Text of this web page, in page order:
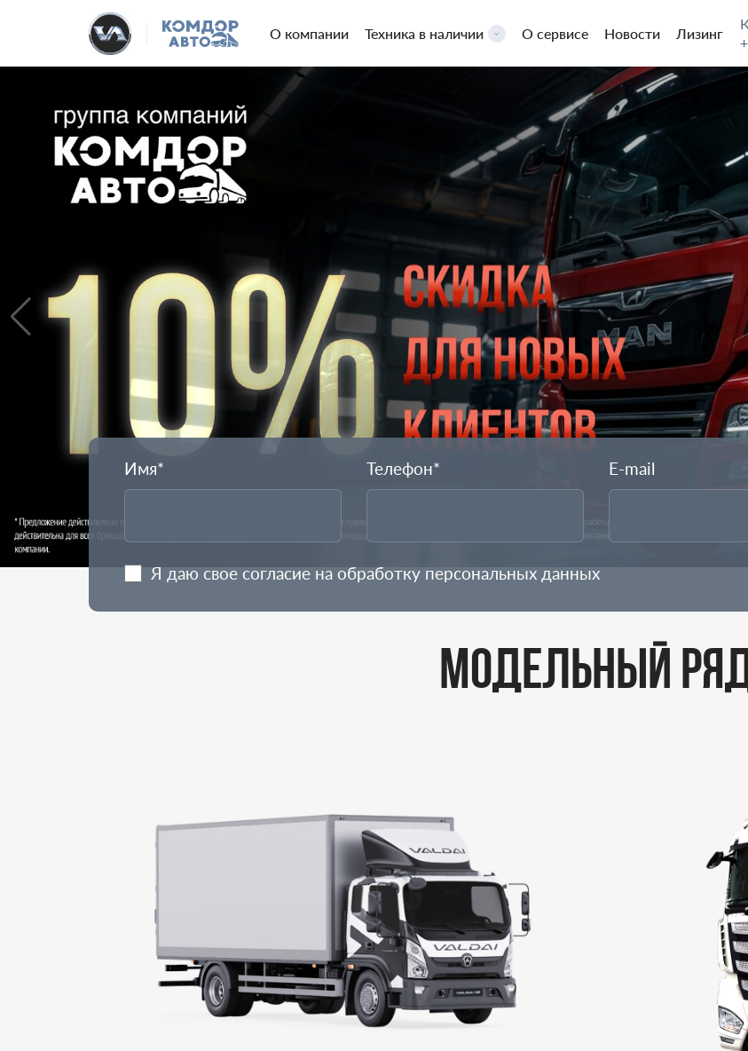
О компании Техника в наличии О сервисе Новости Лизинг
Имя* Телефон* E-mail
Я даю свое согласие на обработку персональных данных
МОДЕЛЬНЫЙ